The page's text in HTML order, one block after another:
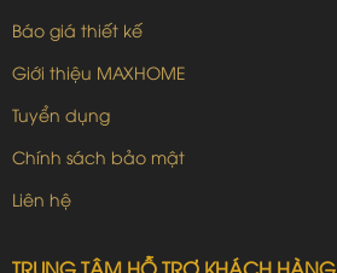
Báo giá thiết kế
Giới thiệu MAXHOME
Tuyển dụng
Chính sách bảo mật
Liên hệ